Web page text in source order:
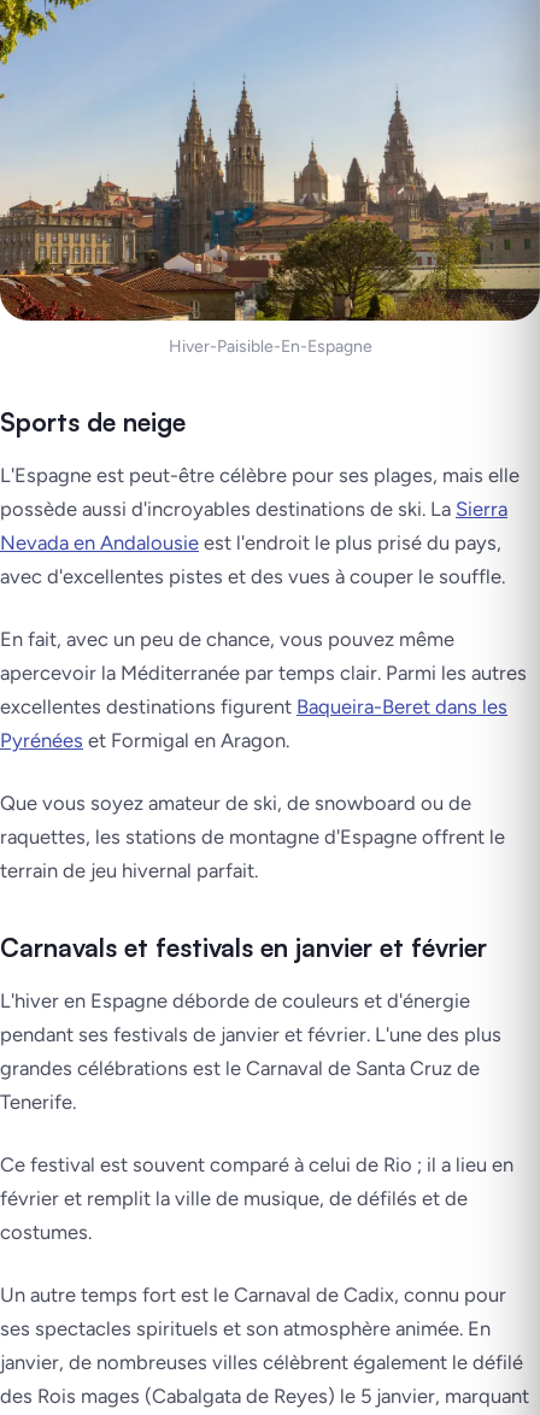
Hiver-Paisible-En-Espagne
Sports de neige
L'Espagne est peut-être célèbre pour ses plages, mais elle
possède aussi d'incroyables destinations de ski. La Sierra
Nevada en Andalousie est l'endroit le plus prisé du pays,
avec d'excellentes pistes et des vues à couper le souffle.
En fait, avec un peu de chance, vous pouvez même
apercevoir la Méditerranée par temps clair. Parmi les autres
excellentes destinations figurent Baqueira-Beret dans les
Pyrénées et Formigal en Aragon.
Que vous soyez amateur de ski, de snowboard ou de
raquettes, les stations de montagne d'Espagne offrent le
terrain de jeu hivernal parfait.
Carnavals et festivals en janvier et février
L'hiver en Espagne déborde de couleurs et d'énergie
pendant ses festivals de janvier et février. L'une des plus
grandes célébrations est le Carnaval de Santa Cruz de
Tenerife.
Ce festival est souvent comparé à celui de Rio ; il a lieu en
février et remplit la ville de musique, de défilés et de
costumes.
Un autre temps fort est le Carnaval de Cadix, connu pour
ses spectacles spirituels et son atmosphère animée. En
janvier, de nombreuses villes célèbrent également le défilé
des Rois mages (Cabalgata de Reyes) le 5 janvier, marquant